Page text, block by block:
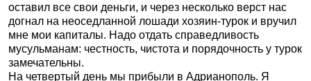
оставил все свои деньги, и через несколько верст нас
догнал на неоседланной лошади хозяин-турок и вручил
мне мои капиталы. Надо отдать справедливость
мусульманам: честность, чистота и порядочность у турок
замечательны.
На четвертый день мы прибыли в Адрианополь. Я